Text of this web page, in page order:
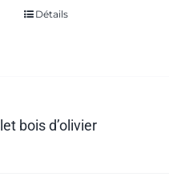
Détails
bois d’olivier